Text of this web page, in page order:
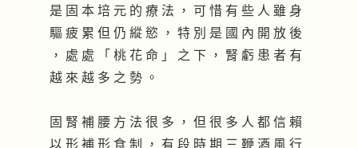
是 固 本 培 元 的 療 法 ， 可 惜 有 些 人 雖 身
驅 疲 累 但 仍 縱 慾 ， 特 別 是 國 內 開 放 後
， 處 處 「 桃 花 命 」 之 下 ， 腎 虧 患 者 有
越 來 越 多 之 勢 。
固 腎 補 腰 方 法 很 多 ， 但 很 多 人 都 信 賴
以 形 補 形 食 制 ， 有 段 時 期 三 鞭 酒 風 行